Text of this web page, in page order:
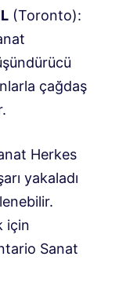
(Toronto):
çağdaş
Herkes
yakaladı
için
Sanat